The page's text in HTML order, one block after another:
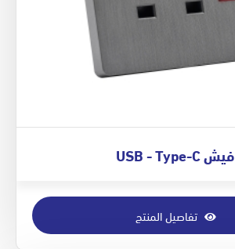
فيش USB - Type-C
تفاصيل المنتج